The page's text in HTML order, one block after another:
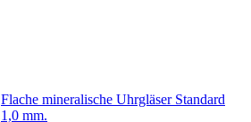
Flache mineralische Uhrgläser Standard
1,0 mm.